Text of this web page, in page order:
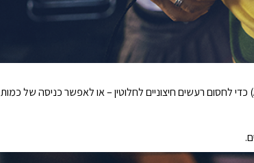
אוזניות JBL Tune Beam 2 משתמשות בטכנולוגיית ביטול רעשים מסתגלת (Adaptive Noise Cancelling) כדי לחסום רעשים חיצוניים לחלוטין – או לאפשר כניסה של כמות